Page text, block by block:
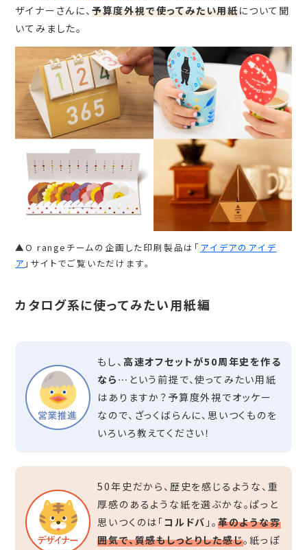
ザイナーさんに、 予算度外視で使ってみたい用紙について聞
いてみました。
▲O rangeチームの企画した印刷製品は「 アイデアのアイデ
ア 」サイトでご覧いただけます。
カタログ系に使ってみたい用紙編
もし、 高速オフセットが50周年史を作る
なら… という前提で、使ってみたい用紙
はありますか？予算度外視でオッケー
なので、ざっくばらんに、思いつくものを
いろいろ教えてください！
50年史だから、歴史を感じるような、重
厚感のあるような紙を選ぶかな。ぱっと
思いつくのは「コルドバ 」。 革のような雰
囲気で、質感もしっとりした感じ。紙っぽ